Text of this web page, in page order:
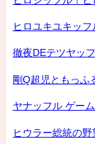
ヒロユキユキッ
徹夜DEテツヤッ
剛Q超児ともっふ
ヤナッフル ゲー
ヒウラー総統の野